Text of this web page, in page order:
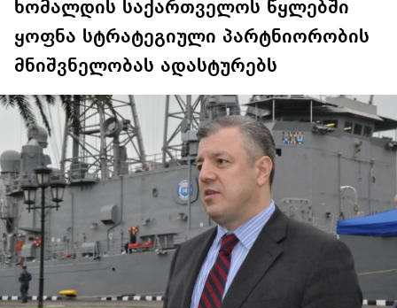
ხომალდის საქართველოს წყლებში
ყოფნა სტრატეგიული პარტნიორობის
მნიშვნელობას ადასტურებს